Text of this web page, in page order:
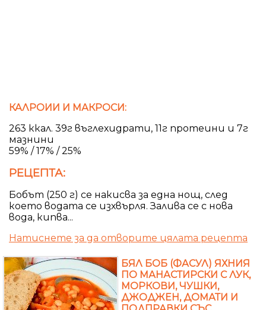
КАЛРОИИ И МАКРОСИ:
263 ккал. 39г въглехидрати, 11г протеини и 7г
мазнини
59% / 17% / 25%
РЕЦЕПТА:
Бобът (250 г) се накисва за една нощ, след
което водата се изхвърля. Залива се с нова
вода, кипва...
Натиснете за да отворите цялата рецепта
БЯЛ БОБ (ФАСУЛ) ЯХНИЯ
ПО МАНАСТИРСКИ С ЛУК,
МОРКОВИ, ЧУШКИ,
ДЖОДЖЕН, ДОМАТИ И